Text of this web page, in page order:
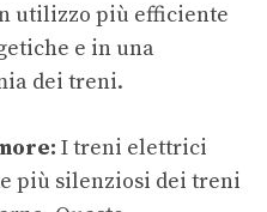
utilizzo più efficiente
e in una
dei treni.
I treni elettrici
più silenziosi dei treni